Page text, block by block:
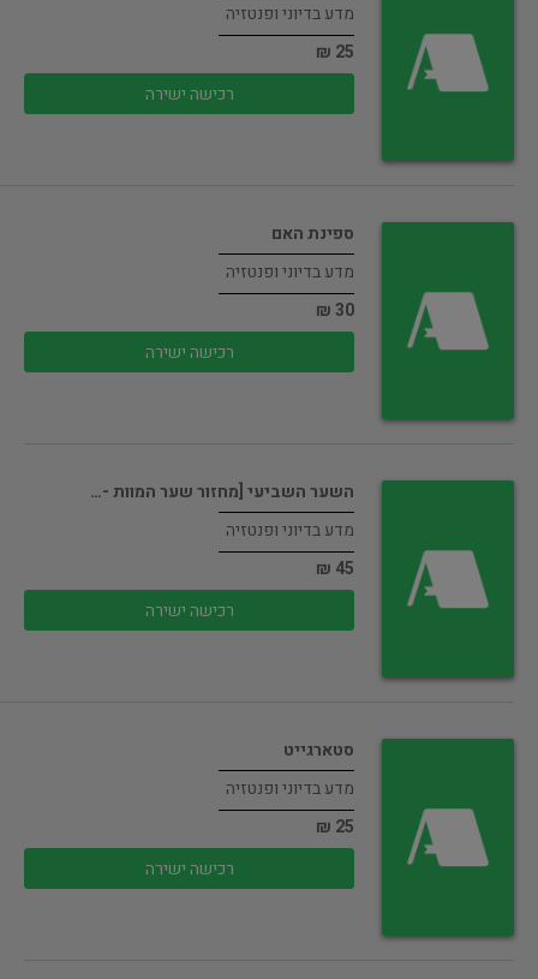
מדע בדיוני ופנטזיה
25 ₪
רכישה ישירה
ספינת האם
מדע בדיוני ופנטזיה
30 ₪
רכישה ישירה
השער השביעי [מחזור שער המוות -…
מדע בדיוני ופנטזיה
45 ₪
רכישה ישירה
סטארגייט
מדע בדיוני ופנטזיה
25 ₪
רכישה ישירה